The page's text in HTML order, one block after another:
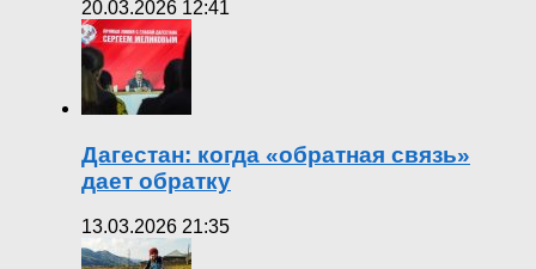
20.03.2026 12:41
Дагестан: когда «обратная связь»
дает обратку
13.03.2026 21:35